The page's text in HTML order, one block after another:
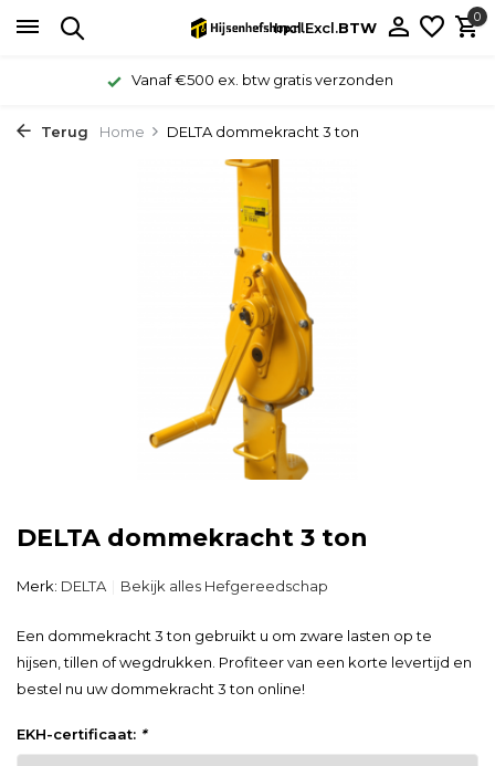
Incl.Excl.BTW
0
Vanaf €500 ex. btw gratis verzonden
Terug Home DELTA dommekracht 3 ton
DELTA dommekracht 3 ton
Merk: DELTA Bekijk alles Hefgereedschap
Een dommekracht 3 ton gebruikt u om zware lasten op te
hijsen, tillen of wegdrukken. Profiteer van een korte levertijd en
bestel nu uw dommekracht 3 ton online!
EKH-certificaat: *